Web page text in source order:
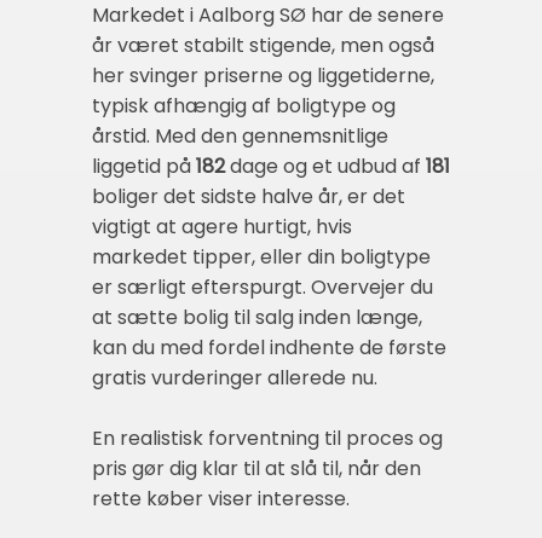
Markedet i Aalborg SØ har de senere
år været stabilt stigende, men også
her svinger priserne og liggetiderne,
typisk afhængig af boligtype og
årstid. Med den gennemsnitlige
liggetid på182dage og et udbud af 181
boliger det sidste halve år, er det
vigtigt at agere hurtigt, hvis
markedet tipper, eller din boligtype
er særligt efterspurgt. Overvejer du
at sætte bolig til salg inden længe,
kan du med fordel indhente de første
gratis vurderinger allerede nu.
En realistisk forventning til proces og
pris gør dig klar til at slå til, når den
rette køber viser interesse.